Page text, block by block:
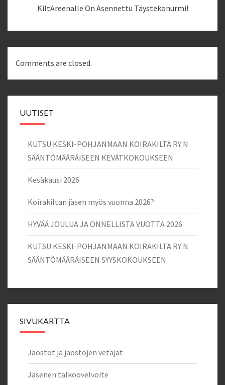
KiltAreenalle On Asennettu Täystekonurmi!
Comments are closed.
UUTISET
KUTSU KESKI-POHJANMAAN KOIRAKILTA RY:N
SÄÄNTÖMÄÄRÄISEEN KEVÄTKOKOUKSEEN
Kesäkausi 2026
Koirakiltan jäsen myös vuonna 2026?
HYVÄÄ JOULUA JA ONNELLISTA VUOTTA 2026
KUTSU KESKI-POHJANMAAN KOIRAKILTA RY:N
SÄÄNTÖMÄÄRÄISEEN SYYSKOKOUKSEEN
SIVUKARTTA
Jaostot ja jaostojen vetäjät
Jäsenen talkoovelvoite